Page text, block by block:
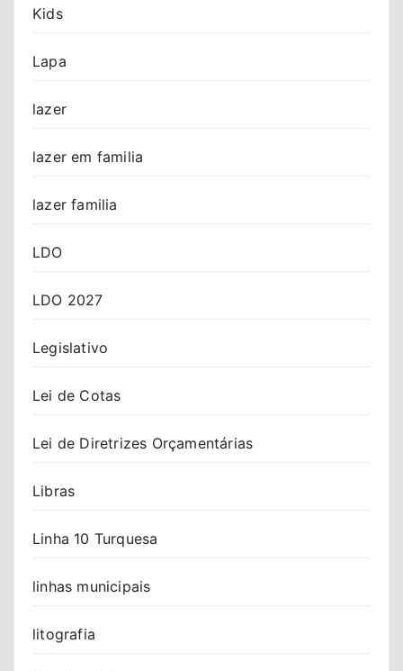
Kids
Lapa
lazer
lazer em familia
lazer familia
LDO
LDO 2027
Legislativo
Lei de Cotas
Lei de Diretrizes Orçamentárias
Libras
Linha 10 Turquesa
linhas municipais
litografia